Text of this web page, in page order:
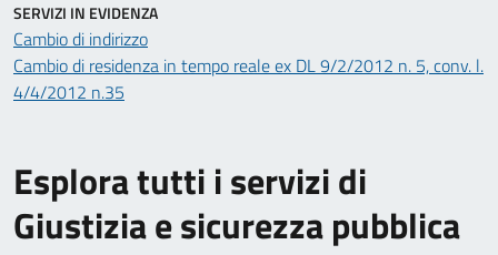
Esplora tutti i servizi di
Giustizia e sicurezza pubblica
SERVIZI IN EVIDENZA
Cambio di indirizzo
Cambio di residenza in tempo reale ex DL 9/2/2012 n. 5, conv. l.
4/4/2012 n.35